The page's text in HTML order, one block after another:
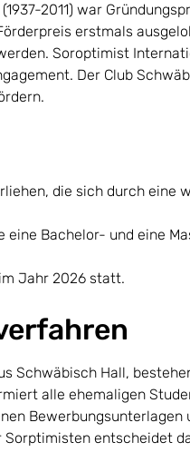
2011) war
erstmals
Soroptimist
Der Club
die sich durch
eine Bachelor- und eine
Jahr 2026 statt.
Schwäbisch Hall,
alle ehemaligen
Sorptimisten entscheidet